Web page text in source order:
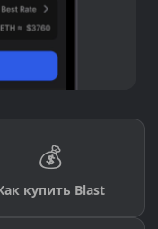
💰
купить Blast